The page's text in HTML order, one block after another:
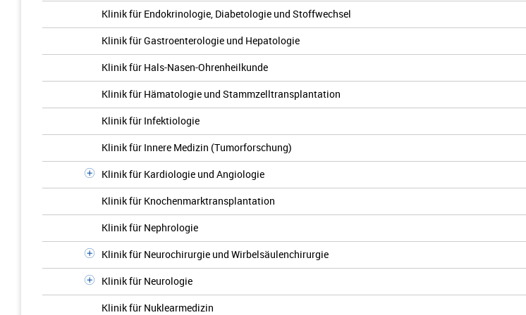
Klinik für Endokrinologie, Diabetologie und Stoffwechsel
Klinik für Gastroenterologie und Hepatologie
Klinik für Hals-Nasen-Ohrenheilkunde
Klinik für Hämatologie und Stammzelltransplantation
Klinik für Infektiologie
Klinik für Innere Medizin (Tumorforschung)
Klinik für Kardiologie und Angiologie
Klinik für Knochenmarktransplantation
Klinik für Nephrologie
Klinik für Neurochirurgie und Wirbelsäulenchirurgie
Klinik für Neurologie
Klinik für Nuklearmedizin